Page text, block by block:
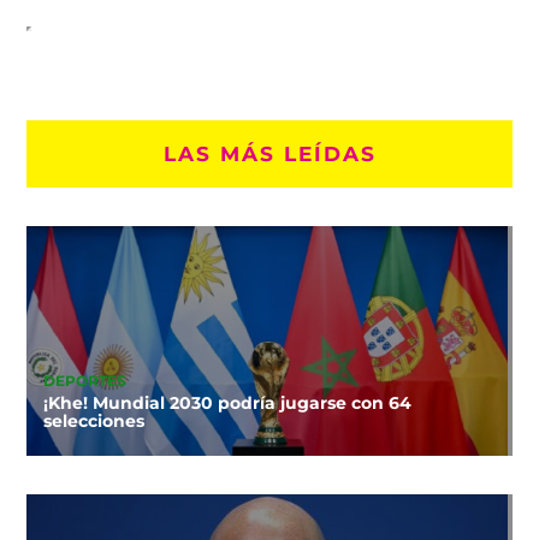
LAS MÁS LEÍDAS
DEPORTES
¡Khe! Mundial 2030 podría jugarse con 64
selecciones